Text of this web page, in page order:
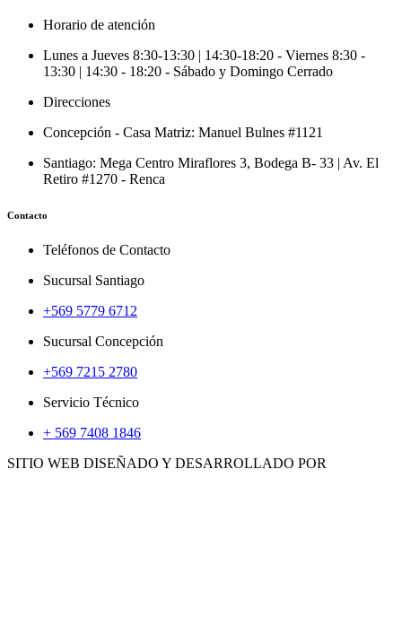
Horario de atención
Lunes a Jueves 8:30-13:30 | 14:30-18:20 - Viernes 8:30 -
13:30 | 14:30 - 18:20 - Sábado y Domingo Cerrado
Direcciones
Concepción - Casa Matriz: Manuel Bulnes #1121
Santiago: Mega Centro Miraflores 3, Bodega B- 33 | Av. El
Retiro #1270 - Renca
Contacto
Teléfonos de Contacto
Sucursal Santiago
+569 5779 6712
Sucursal Concepción
+569 7215 2780
Servicio Técnico
+ 569 7408 1846
SITIO WEB DISEÑADO Y DESARROLLADO POR